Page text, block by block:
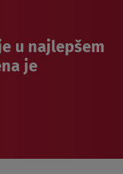
u najlepšem
je